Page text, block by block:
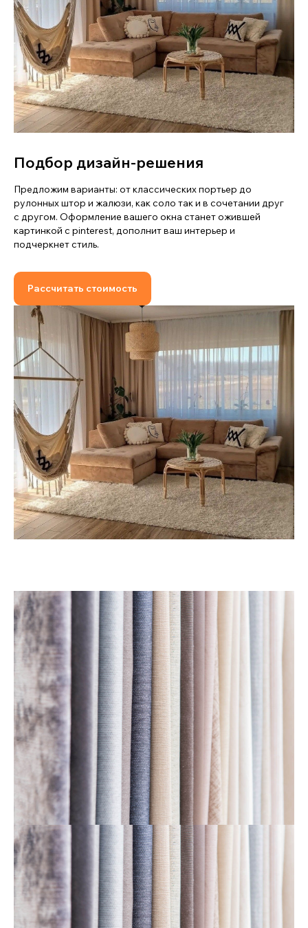
Подбор дизайн-решения
Предложим варианты: от классических портьер до
рулонных штор и жалюзи, как соло так и в сочетании друг
с другом. Оформление вашего окна станет ожившей
картинкой с pinterest, дополнит ваш интерьер и
подчеркнет стиль.
Рассчитать стоимость